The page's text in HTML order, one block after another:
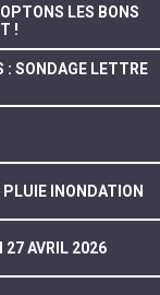
LES BONS
!
: SONDAGE LETTRE
INONDATION
27 AVRIL 2026